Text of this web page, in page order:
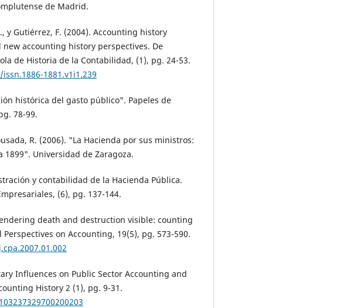
de Madrid.
y Gutiérrez, F. (2004). Accounting history
accounting history perspectives. De
de Historia de la Contabilidad, (1), pg. 24-53.
1881.v1i1.239
histórica del gasto público". Papeles de
78-99.
R. (2006). "La Hacienda por sus ministros:
1899". Universidad de Zaragoza.
y contabilidad de la Hacienda Pública.
(6), pg. 137-144.
death and destruction visible: counting
on Accounting, 19(5), pg. 573-590.
Influences on Public Sector Accounting and
History 2 (1), pg. 9-31.